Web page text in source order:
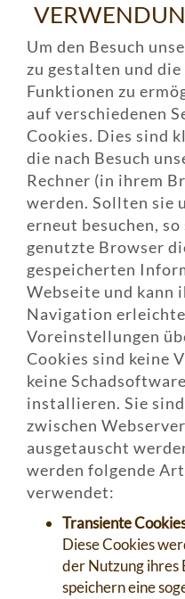
Um den Besuch
zu gestalten und
Funktionen zu
auf verschiedenen
Cookies. Dies sind
die nach Besuch
Rechner (in ihrem
werden. Sollten sie
erneut besuchen,
genutzte Browser
gespeicherten
Webseite und kann
Navigation
Voreinstellungen
Cookies sind keine
keine
installieren. Sie
zwischen
ausgetauscht
werden folgende
verwendet:
Transiente
Diese Cookies
der Nutzung ihres
speichern eine